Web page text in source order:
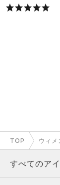
TOP ウィメ
すべてのア